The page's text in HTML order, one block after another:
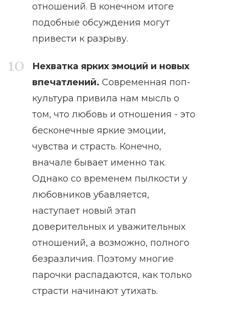
отношений. В конечном итоге
подобные обсуждения могут
привести к разрыву.
Нехватка ярких эмоций и новых
впечатлений. Современная поп-
культура привила нам мысль о
том, что любовь и отношения - это
бесконечные яркие эмоции,
чувства и страсть. Конечно,
вначале бывает именно так.
Однако со временем пылкости у
любовников убавляется,
наступает новый этап
доверительных и уважительных
отношений, а возможно, полного
безразличия. Поэтому многие
парочки распадаются, как только
страсти начинают утихать.